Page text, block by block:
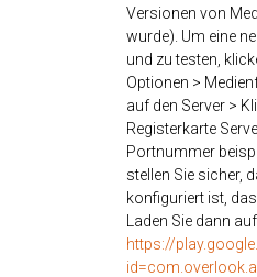
Versionen von
wurde). Um eine
und zu testen,
Optionen >
auf den Server >
Registerkarte
Portnummer
stellen Sie sicher,
konfiguriert ist,
Laden Sie dann
https://